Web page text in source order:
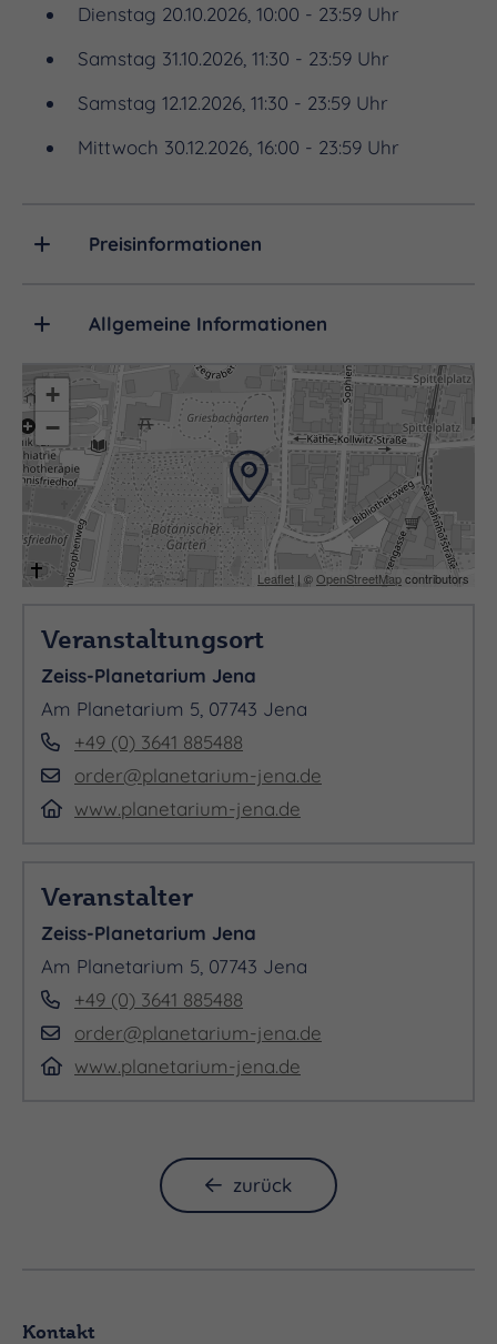
Dienstag 20.10.2026, 10:00 - 23:59 Uhr
Samstag 31.10.2026, 11:30 - 23:59 Uhr
Samstag 12.12.2026, 11:30 - 23:59 Uhr
Mittwoch 30.12.2026, 16:00 - 23:59 Uhr
Preisinformationen
Allgemeine Informationen
+
−
Leaflet | ©OpenStreetMapcontributors
Veranstaltungsort
Zeiss-Planetarium Jena
Am Planetarium 5, 07743 Jena
+49 (0) 3641 885488
order@planetarium-jena.de
www.planetarium-jena.de
Veranstalter
Zeiss-Planetarium Jena
Am Planetarium 5, 07743 Jena
+49 (0) 3641 885488
order@planetarium-jena.de
www.planetarium-jena.de
zurück
Kontakt